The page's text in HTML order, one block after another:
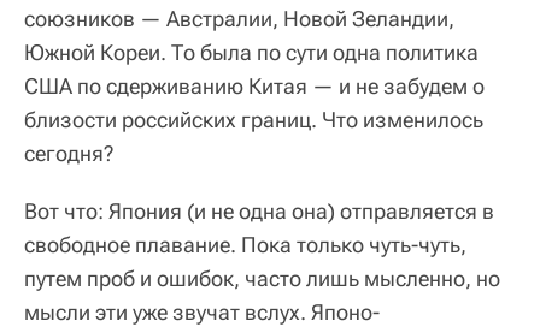
союзников — Австралии, Новой Зеландии,
Южной Кореи. То была по сути одна политика
США по сдерживанию Китая — и не забудем о
близости российских границ. Что изменилось
сегодня?
Вот что: Япония (и не одна она) отправляется в
свободное плавание. Пока только чуть-чуть,
путем проб и ошибок, часто лишь мысленно, но
мысли эти уже звучат вслух. Японо-